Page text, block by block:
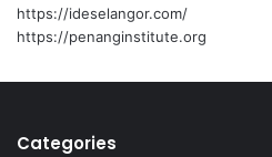
https://ideselangor.com/
https://penanginstitute.org
Categories